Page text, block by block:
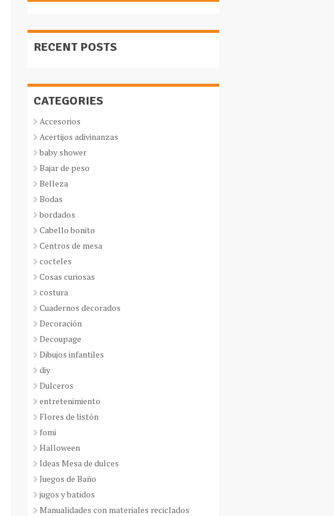
RECENT POSTS
CATEGORIES
Accesorios
Acertijos adivinanzas
baby shower
Bajar de peso
Belleza
Bodas
bordados
Cabello bonito
Centros de mesa
cocteles
Cosas curiosas
costura
Cuadernos decorados
Decoración
Decoupage
Dibujos infantiles
diy
Dulceros
entretenimiento
Flores de listón
fomi
Halloween
Ideas Mesa de dulces
Juegos de Baño
jugos y batidos
Manualidades con materiales reciclados